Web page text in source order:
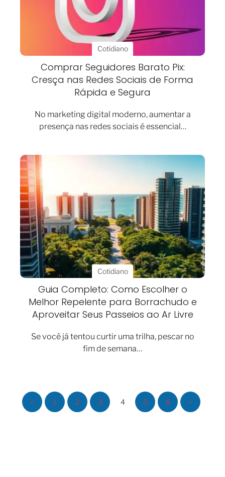
Cotidiano
Comprar Seguidores Barato Pix:
Cresça nas Redes Sociais de Forma
Rápida e Segura
No marketing digital moderno, aumentar a
presença nas redes sociais é essencial…
Cotidiano
Guia Completo: Como Escolher o
Melhor Repelente para Borrachudo e
Aproveitar Seus Passeios ao Ar Livre
Se você já tentou curtir uma trilha, pescar no
fim de semana…
« 1 2 3 4 5 6 »